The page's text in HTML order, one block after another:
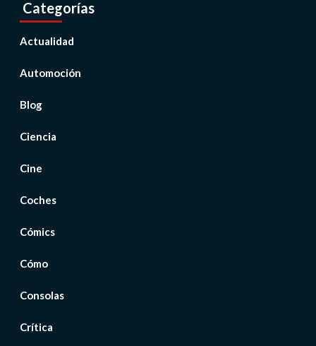
Categorías
Actualidad
Automoción
Blog
Ciencia
Cine
Coches
Cómics
Cómo
Consolas
Crítica